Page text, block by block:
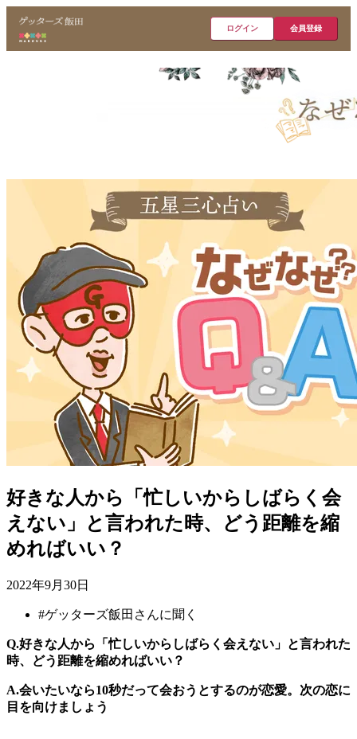
ログイン 会員登録
好きな人から「忙しいからしばらく会
えない」と言われた時、どう距離を縮
めればいい？
2022年9月30日
#ゲッターズ飯田さんに聞く
Q.好きな人から「忙しいからしばらく会えない」と言われた
時、どう距離を縮めればいい？
A.会いたいなら10秒だって会おうとするのが恋愛。次の恋に
目を向けましょう